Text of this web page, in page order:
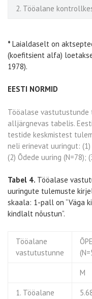
2. Tööalane
* Laialdaselt on
(koefitsient alfa)
1978).
EESTI NORMID
Tööalase vastutustunde
alljärgnevas tabelis.
testide keskmistest
neli erinevat uuringut:
(2) Õdede uuring (N=78);
Tabel 4. Tööalase
uuringute tulemuste
skaala: 1-pall on “Väga
kindlalt nõustun”.
Tööalane
vastutustunne
M
1. Tööalane